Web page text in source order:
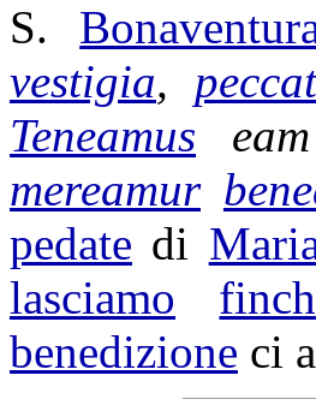
S.
vestigia,
Teneamus
mereamur
pedate di
lasciamo
finch
benedizione ci